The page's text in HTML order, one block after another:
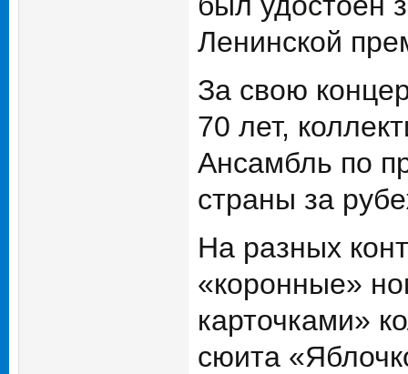
Ленинской
За свою
70 лет,
Ансамбль по
страны за
На разных
«коронные»
карточками»
сюита